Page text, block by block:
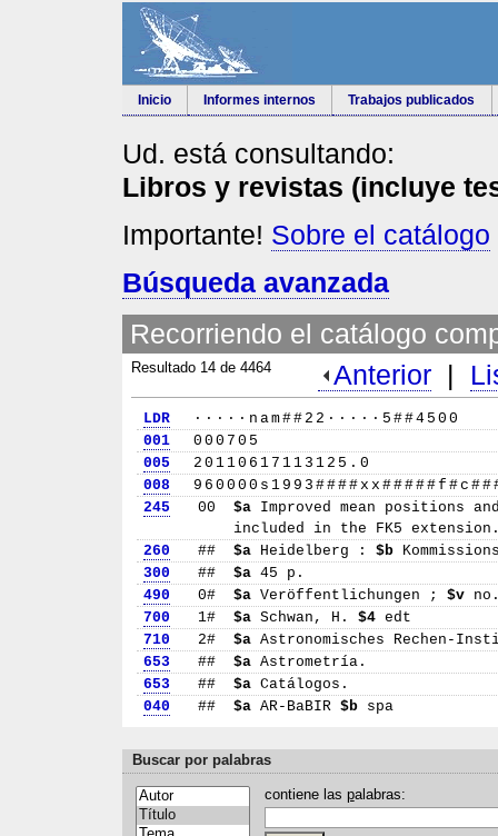
Inicio Informes internos Trabajos publicados
Ud. está consultando:
Libros y revistas (incluye
Importante! Sobre el catálogo
Búsqueda avanzada
Recorriendo el catálogo
Resultado 14 de 4464 Anterior
LDR
·····nam##22·····5##4500
001
000705
005
20110617113125.0
008
245
00 $a Improved mean positions
included in the FK5
260
## $a Heidelberg :$b
300
## $a 45 p.
490
0# $a Veröffentlichungen ;$v
700
1# $a Schwan, H.$4 edt
710
2# $a Astronomisches Rechen-
653
## $a Astrometría.
653
## $a Catálogos.
040
## $a AR-BaBIR$b spa
Buscar por palabras
contiene las palabras: